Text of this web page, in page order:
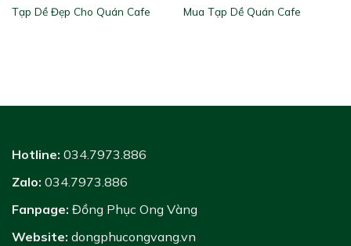
Tạp Dề Đẹp Cho Quán Cafe Mua Tạp Dề Quán Cafe
Hotline: 034.7973.886
Zalo: 034.7973.886
Fanpage: Đồng Phục Ong Vàng
Website: dongphucongvang.vn